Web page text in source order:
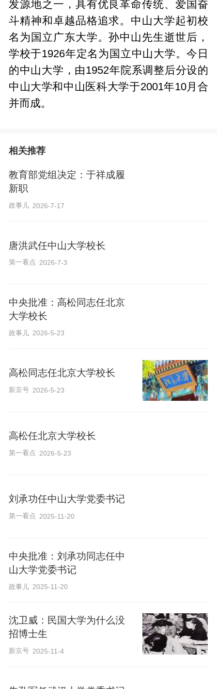
发源地之一，具有优良革命传统、爱国奋
斗精神和卓越品格追求。中山大学起初校
名为国立广东大学。孙中山先生逝世后，
学校于1926年定名为国立中山大学。今日
的中山大学，由1952年院系调整后分设的
中山大学和中山医科大学于2001年10月合
并而成。
相关推荐
教育部党组决定：于祥成履
新职
政事儿 2026-7-17
唐洪武任中山大学校长
第一看点 2026-7-3
中央批准：高松同志任北京
大学校长
政事儿 2026-5-23
高松同志任北京大学校长
新京号 2026-5-23
高松任北京大学校长
第一看点 2026-5-23
刘承功任中山大学党委书记
第一看点 2025-11-20
中央批准：刘承功同志任中
山大学党委书记
政事儿 2025-11-20
沈卫威：民国大学为什么没
招博士生
新京号 2025-11-4